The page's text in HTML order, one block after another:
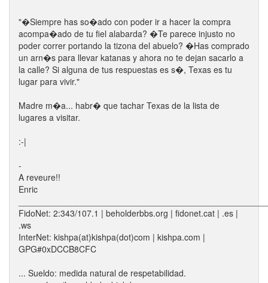
"�Siempre has so�ado con poder ir a hacer la compra
acompa�ado de tu fiel alabarda? �Te parece injusto no
poder correr portando la tizona del abuelo? �Has comprado
un arn�s para llevar katanas y ahora no te dejan sacarlo a
la calle? Si alguna de tus respuestas es s�, Texas es tu
lugar para vivir."
Madre m�a... habr� que tachar Texas de la lista de
lugares a visitar.
:-|
-
A reveure!!
Enric
FidoNet: 2:343/107.1 | beholderbbs.org | fidonet.cat | .es |
.ws
InterNet: kishpa(at)kishpa(dot)com | kishpa.com |
GPG#0xDCCB8CFC
... Sueldo: medida natural de respetabilidad.